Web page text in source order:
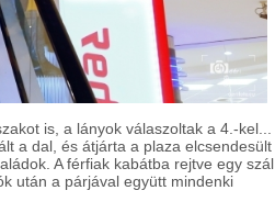
is, a lányok válaszoltak a 4.-kel...
a dal, és átjárta a plaza elcsendesült
A férfiak kabátba rejtve egy szál
után a párjával együtt mindenki